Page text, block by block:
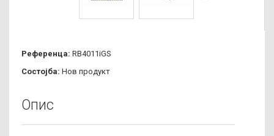
Референца: RB4011iGS
Состојба: Нов продукт
Опис